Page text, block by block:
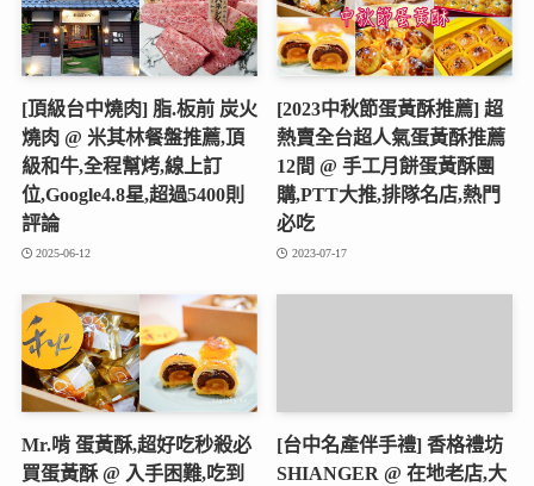
[頂級台中燒肉] 脂.板前 炭火
燒肉 @ 米其林餐盤推薦,頂
級和牛,全程幫烤,線上訂
位,Google4.8星,超過5400則
評論
2025-06-12
[2023中秋節蛋黃酥推薦] 超
熱賣全台超人氣蛋黃酥推薦
12間 @ 手工月餅蛋黃酥團
購,PTT大推,排隊名店,熱門
必吃
2023-07-17
Mr.啃 蛋黃酥,超好吃秒殺必
買蛋黃酥 @ 入手困難,吃到
[台中名產伴手禮] 香格禮坊
SHIANGER @ 在地老店,大